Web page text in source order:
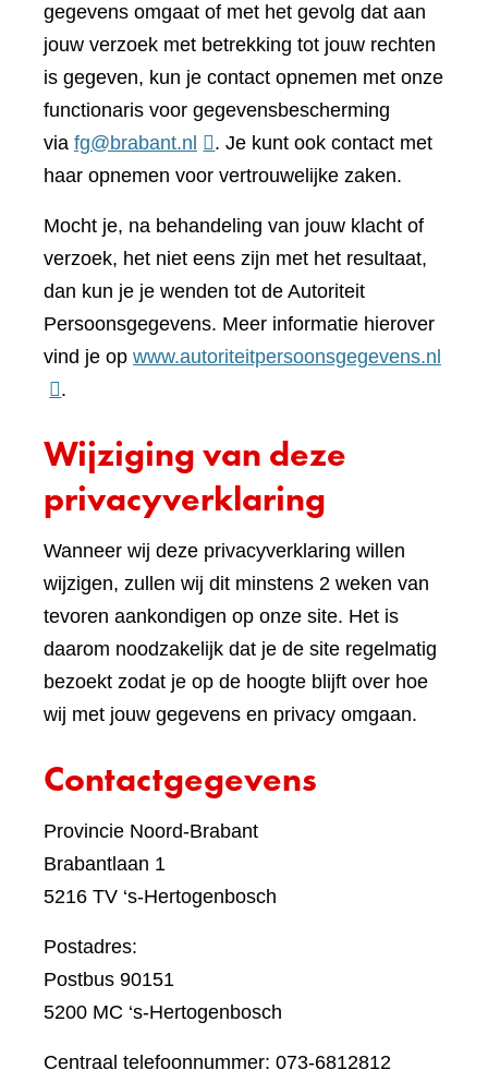
gegevens omgaat of met het gevolg dat aan
jouw verzoek met betrekking tot jouw rechten
is gegeven, kun je contact opnemen met onze
functionaris voor gegevensbescherming
via fg@brabant.nl
. Je kunt ook contact met
haar opnemen voor vertrouwelijke zaken.
Mocht je, na behandeling van jouw klacht of
verzoek, het niet eens zijn met het resultaat,
dan kun je je wenden tot de Autoriteit
Persoonsgegevens. Meer informatie hierover
vind je op www.autoriteitpersoonsgegevens.nl
.
Wijziging van deze
privacyverklaring
Wanneer wij deze privacyverklaring willen
wijzigen, zullen wij dit minstens 2 weken van
tevoren aankondigen op onze site. Het is
daarom noodzakelijk dat je de site regelmatig
bezoekt zodat je op de hoogte blijft over hoe
wij met jouw gegevens en privacy omgaan.
Contactgegevens
Provincie Noord-Brabant
Brabantlaan 1
5216 TV ‘s-Hertogenbosch
Postadres:
Postbus 90151
5200 MC ‘s-Hertogenbosch
Centraal telefoonnummer: 073-6812812